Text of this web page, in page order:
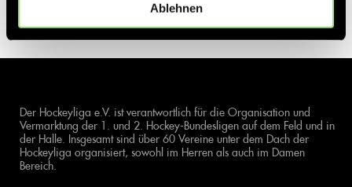
Ablehnen
Der Hockeyliga e.V. ist verantwortlich für die Organisation und
Vermarktung der 1. und 2. Hockey-Bundesligen auf dem Feld und in
der Halle. Insgesamt sind über 60 Vereine unter dem Dach der
Hockeyliga organisiert, sowohl im Herren als auch im Damen
Bereich.